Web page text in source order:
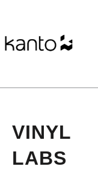
VINYL
LABS